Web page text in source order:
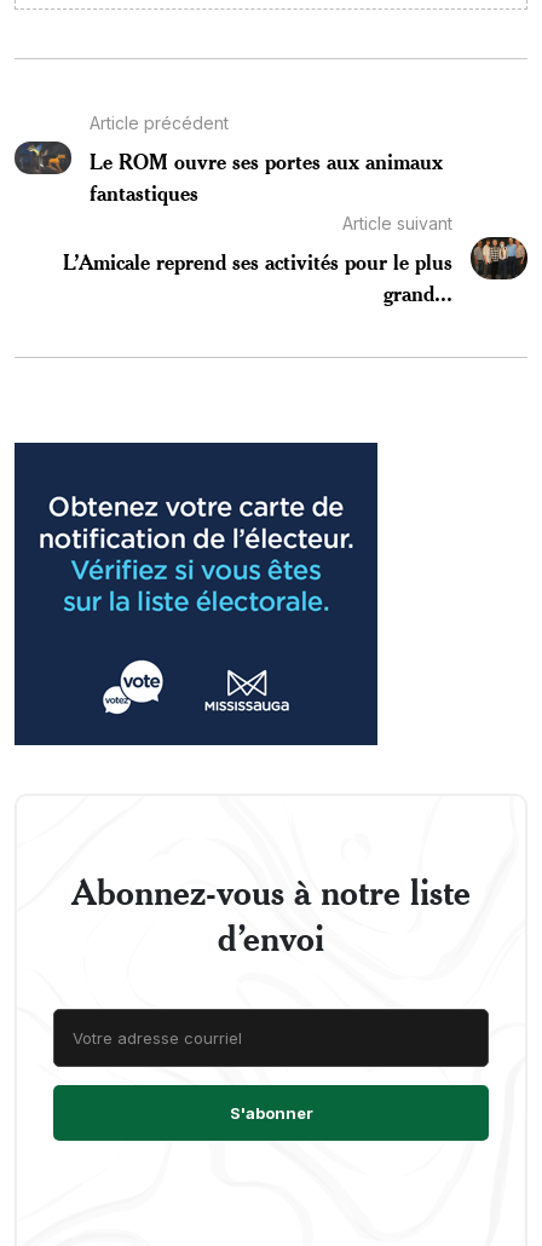
Article précédent
Le ROM ouvre ses portes aux animaux
fantastiques
Article suivant
L’Amicale reprend ses activités pour le plus
grand...
Abonnez-vous à notre liste
d’envoi